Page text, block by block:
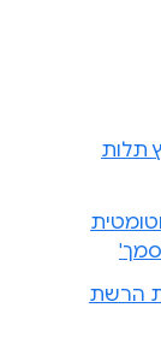
תלות
הרשת